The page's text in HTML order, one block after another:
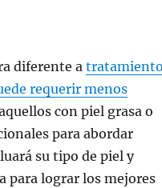
diferente a
requerir menos
con piel grasa o
para abordar
su tipo de piel y
para lograr los mejores